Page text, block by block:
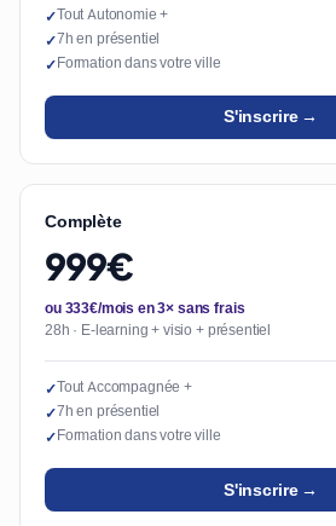
✓Tout Autonomie +
✓7h en présentiel
✓Formation dans votre ville
S'inscrire →
Complète
999€
ou 333€/mois en 3× sans frais
28h · E-learning + visio + présentiel
✓Tout Accompagnée +
✓7h en présentiel
✓Formation dans votre ville
S'inscrire →